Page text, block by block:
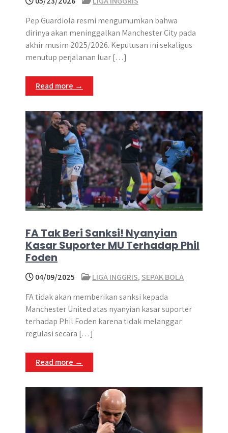
Pep Guardiola resmi mengumumkan bahwa
dirinya akan meninggalkan Manchester City pada
akhir musim 2025/2026. Keputusan ini sekaligus
menutup perjalanan luar […]
Read more →
FA Tak Beri Sanksi! Nyanyian
Kasar Suporter MU Terhadap Phil
Foden
04/09/2025 LIGA INGGRIS, SEPAK BOLA
FA tidak akan memberikan sanksi kepada
Manchester United atas nyanyian kasar suporter
terhadap Phil Foden karena tidak melanggar
regulasi secara […]
Read more →